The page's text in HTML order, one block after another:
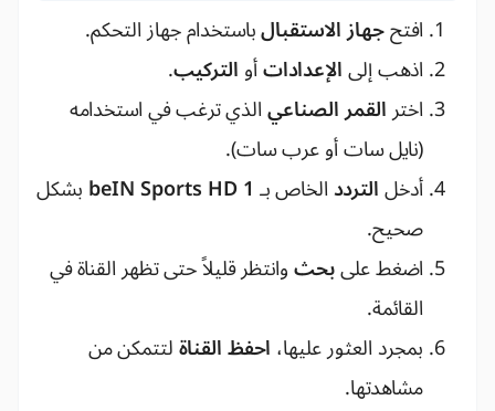
افتحجهاز الاستقبالباستخدام جهاز التحكم.
اذهب إلىالإعداداتأوالتركيب.
اخترالقمر الصناعيالذي ترغب في استخدامه
(نايل سات أو عرب سات).
أدخلالترددالخاص بـ beIN Sports HD 1بشكل
صحيح.
اضغط علىبحثوانتظر قليلاً حتى تظهر القناة في
القائمة.
بمجرد العثور عليها،احفظ القناةلتتمكن من
مشاهدتها.